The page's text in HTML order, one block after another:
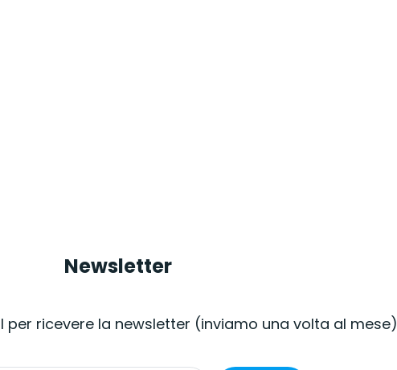
Newsletter
per ricevere la newsletter (inviamo una volta al mese)